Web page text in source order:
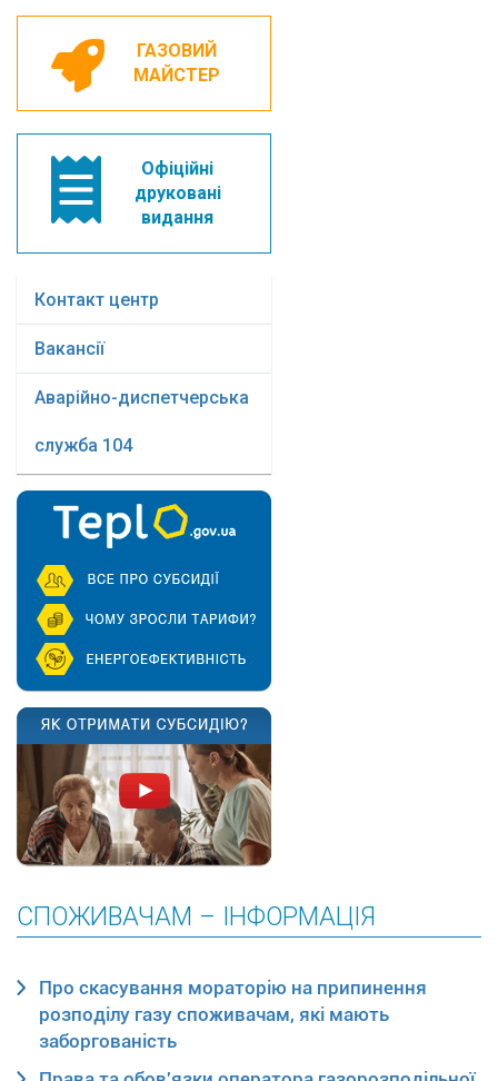
ГАЗОВИЙ
МАЙСТЕР
Офіційні
друковані
видання
Контакт центр
Вакансії
Аварійно-диспетчерська
служба 104
СПОЖИВАЧАМ – ІНФОРМАЦІЯ
Про скасування мораторію на припинення
розподілу газу споживачам, які мають
заборгованість